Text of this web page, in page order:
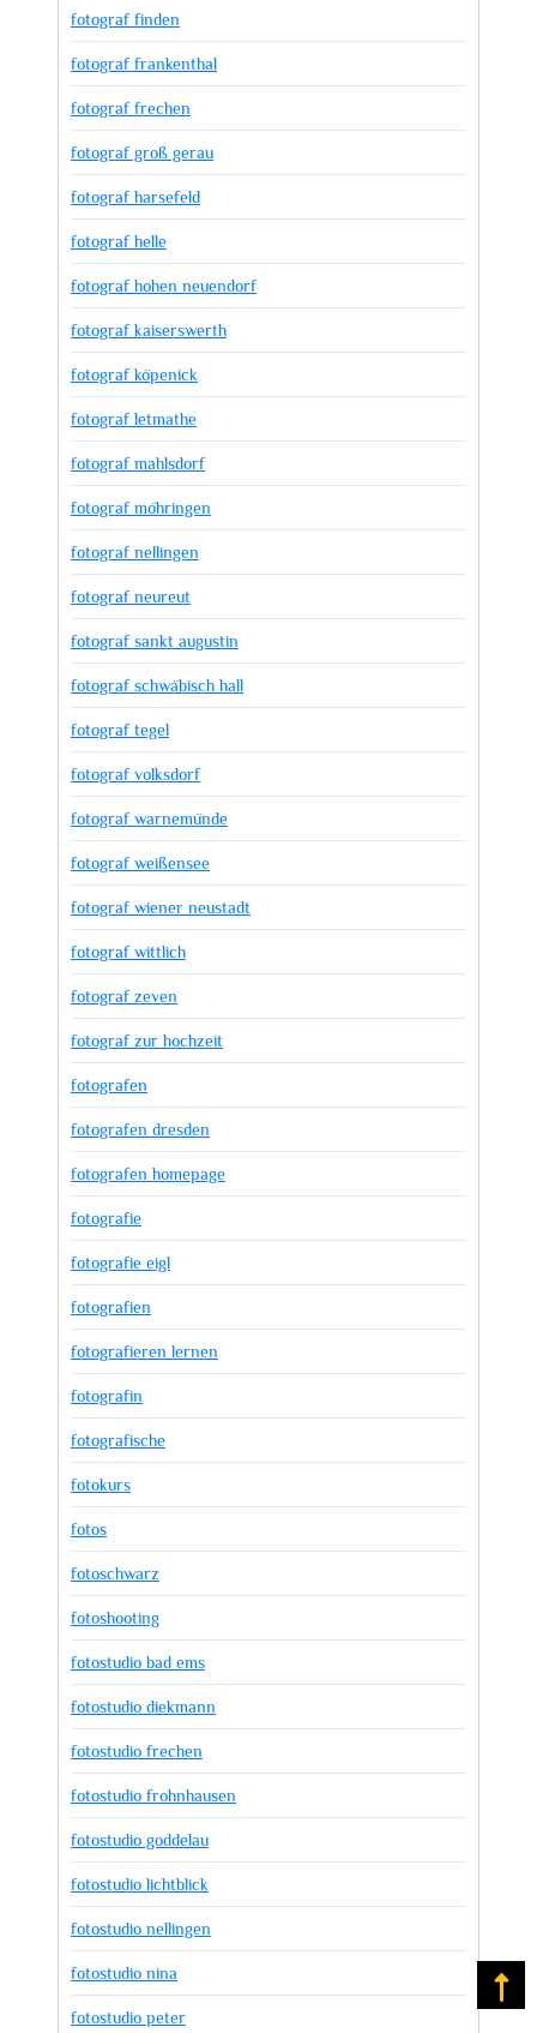
fotograf finden
fotograf frankenthal
fotograf frechen
fotograf groß gerau
fotograf harsefeld
fotograf helle
fotograf hohen neuendorf
fotograf kaiserswerth
fotograf köpenick
fotograf letmathe
fotograf mahlsdorf
fotograf möhringen
fotograf nellingen
fotograf neureut
fotograf sankt augustin
fotograf schwäbisch hall
fotograf tegel
fotograf volksdorf
fotograf warnemünde
fotograf weißensee
fotograf wiener neustadt
fotograf wittlich
fotograf zeven
fotograf zur hochzeit
fotografen
fotografen dresden
fotografen homepage
fotografie
fotografie eigl
fotografien
fotografieren lernen
fotografin
fotografische
fotokurs
fotos
fotoschwarz
fotoshooting
fotostudio bad ems
fotostudio diekmann
fotostudio frechen
fotostudio frohnhausen
fotostudio goddelau
fotostudio lichtblick
fotostudio nellingen
fotostudio nina
fotostudio peter